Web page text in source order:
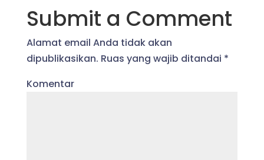
Submit a Comment
Alamat email Anda tidak akan
dipublikasikan. Ruas yang wajib ditandai *
Komentar